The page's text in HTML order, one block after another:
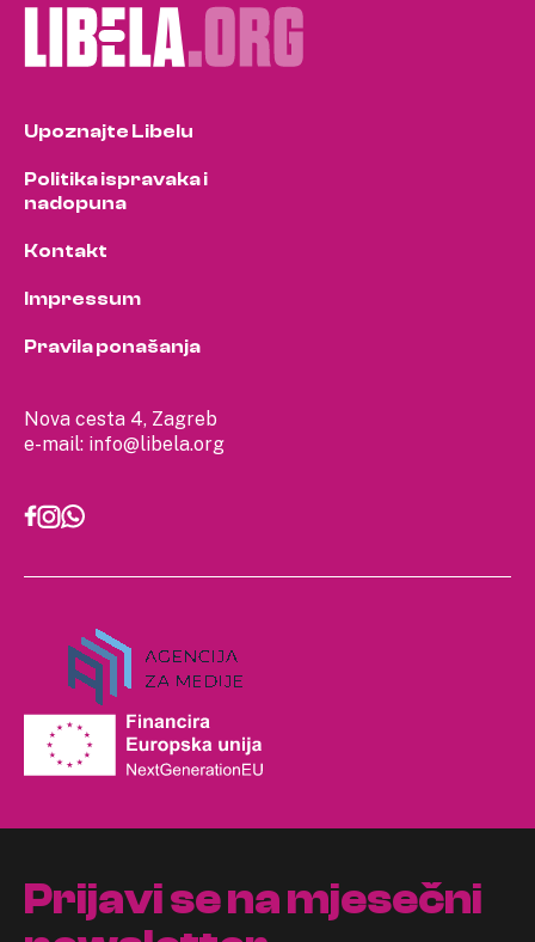
Nova cesta 4, Zagreb
e-mail: info@libela.org
Upoznajte Libelu
Politika ispravaka i
nadopuna
Kontakt
Impressum
Pravila ponašanja
Prijavi se na mjesečni